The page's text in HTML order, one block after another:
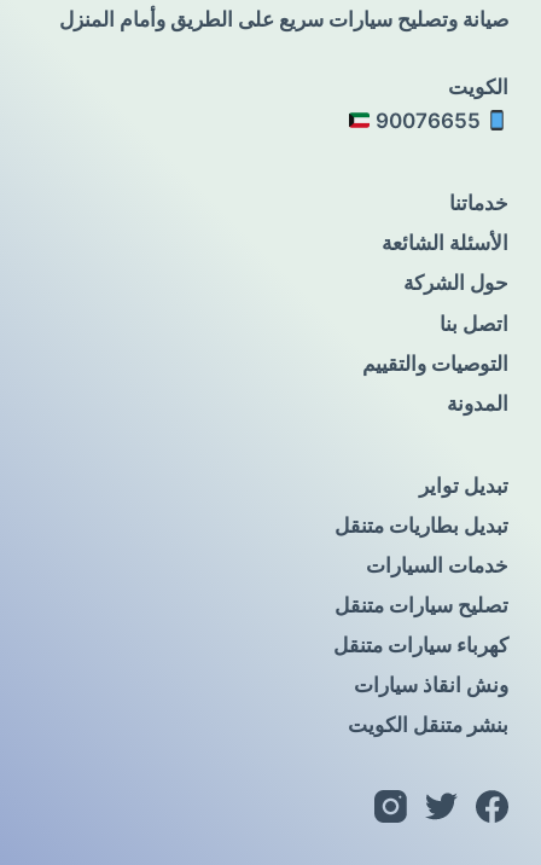
صيانة وتصليح سيارات سريع على الطريق وأمام المنزل
الكويت
خدماتنا
الأسئلة الشائعة
حول الشركة
اتصل بنا
التوصيات والتقييم
المدونة
تبديل تواير
تبديل بطاريات متنقل
خدمات السيارات
تصليح سيارات متنقل
كهرباء سيارات متنقل
ونش انقاذ سيارات
بنشر متنقل الكويت